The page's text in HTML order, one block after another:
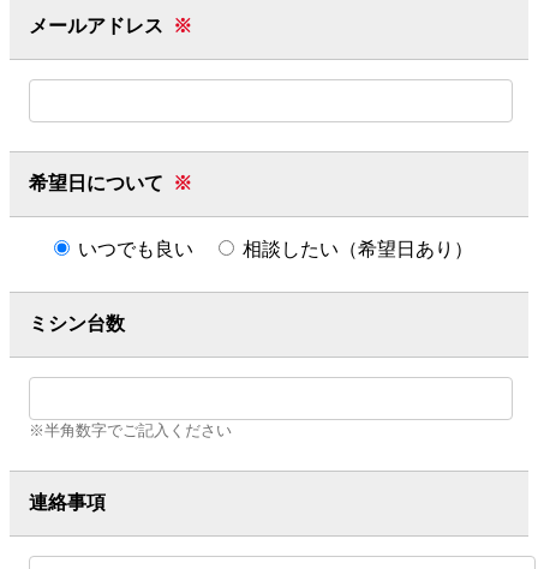
メールアドレス ※
希望日について ※
いつでも良い 相談したい（希望日あり）
ミシン台数
※半角数字でご記入ください
連絡事項